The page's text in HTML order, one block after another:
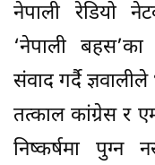
नेपाली रेडियो
‘नेपाली
संवाद गर्दै
तत्काल कांग्रेस र
निष्कर्षमा